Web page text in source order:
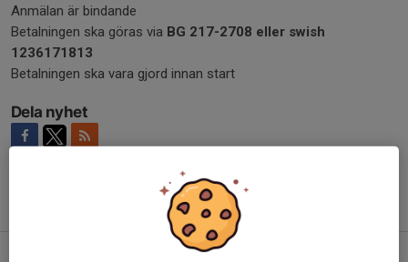
Anmälan är bindande
Betalningen ska göras via BG 217-2708 eller swish
1236171813
Betalningen ska vara gjord innan start
Dela nyhet
Vi startar ny grupp med Pararidning!